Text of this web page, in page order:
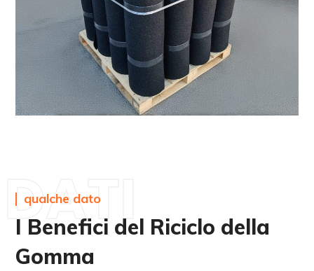
qualche dato
I Benefici del Riciclo della
Gomma
DATI